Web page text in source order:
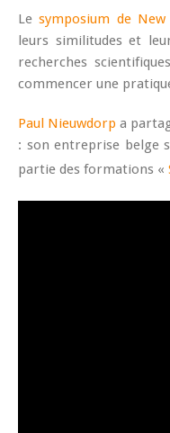
Lesymposium de New
leurs similitudes et
recherches
commencer une
Paul Nieuwdorp a
: son entreprise belge
partie des formations «